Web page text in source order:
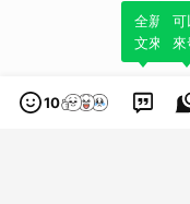
10
全新體
文來輕
可
來